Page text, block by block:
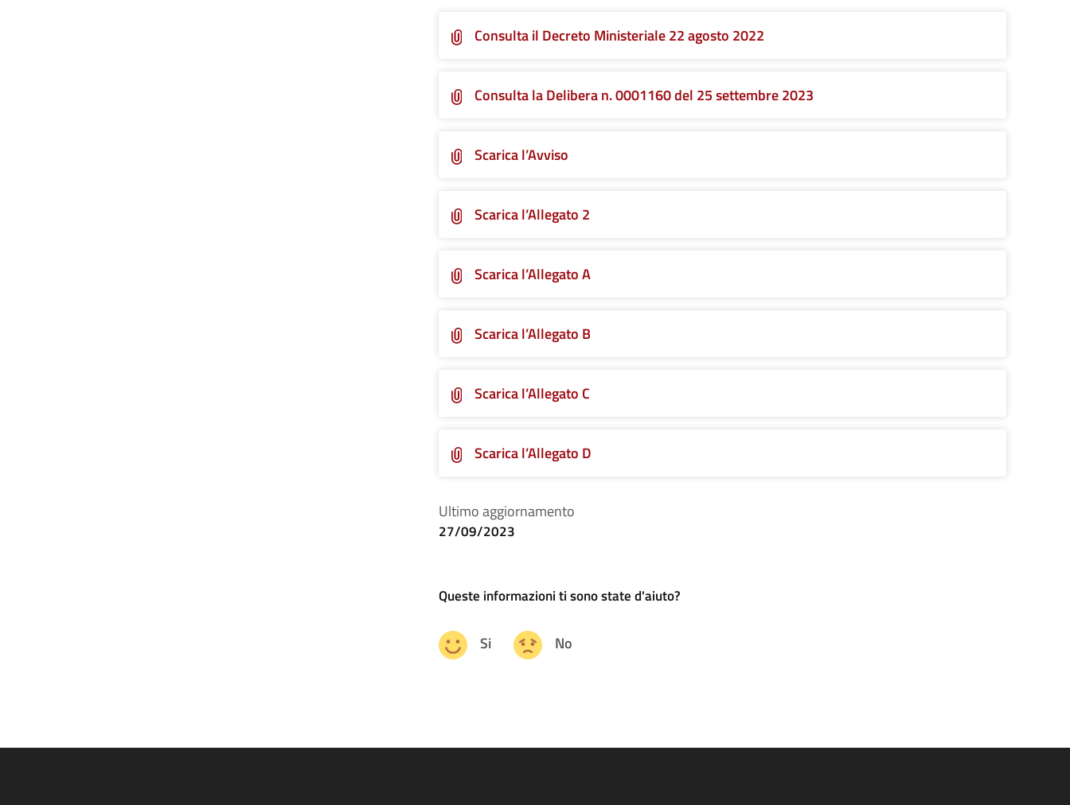
Consulta il Decreto Ministeriale 22 agosto 2022
Consulta la Delibera n. 0001160 del 25 settembre 2023
Scarica l’Avviso
Scarica l’Allegato 2
Scarica l’Allegato A
Scarica l’Allegato B
Scarica l’Allegato C
Scarica l’Allegato D
Ultimo aggiornamento
27/09/2023
Queste informazioni ti sono state d'aiuto?
Si No